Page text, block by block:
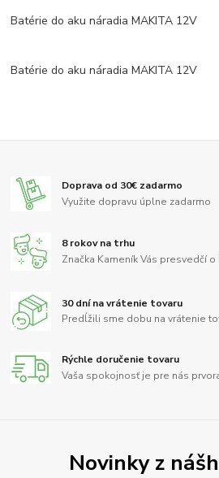
Batérie do aku náradia MAKITA 12V
Batérie do aku náradia MAKITA 12V
Doprava od 30€ zadarmo
Využite dopravu úplne zadarmo
8 rokov na trhu
Značka Kameník Vás presvedčí o
30 dní na vrátenie tovaru
Predĺžili sme dobu na vrátenie
Rýchle doručenie tovaru
Vaša spokojnosť je pre nás
Novinky z